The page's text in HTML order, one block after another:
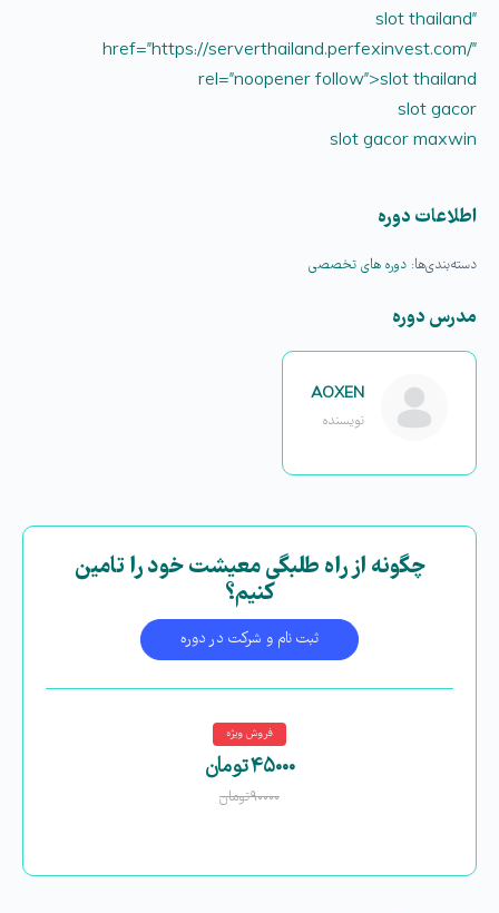
slot thailand”
href=”https://serverthailand.perfexinvest.com/”
rel=”noopener follow”>slot thailand
slot gacor
slot gacor maxwin
اطلاعات دوره
دسته‌بندی‌ها: دوره های تخصصی
مدرس دوره
AOXEN
نویسنده
چگونه از راه طلبگی معیشت خود را تامین
کنیم؟
ثبت نام و شرکت در دوره
فروش ویژه
۴۵۰۰۰تومان
۹۰۰۰۰تومان